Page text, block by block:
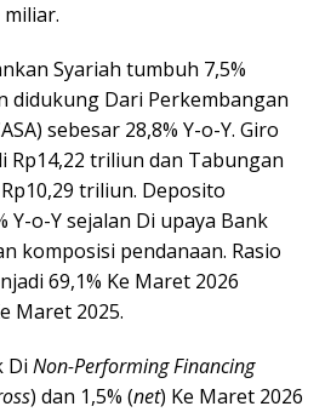
Syariah tumbuh 7,5%
didukung Dari Perkembangan
sebesar 28,8% Y-o-Y. Giro
Rp14,22 triliun dan Tabungan
triliun. Deposito
Y-o-Y sejalan Di upaya Bank
komposisi pendanaan. Rasio
69,1% Ke Maret 2026
Maret 2025.
Di Non-Performing Financing
) dan 1,5% (net) Ke Maret 2026